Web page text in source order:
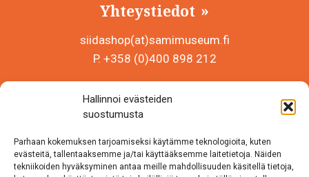
Hallinnoi evästeiden
suostumusta
Parhaan kokemuksen tarjoamiseksi käytämme teknologioita, kuten
evästeitä, tallentaaksemme ja/tai käyttääksemme laitetietoja. Näiden
tekniikoiden hyväksyminen antaa meille mahdollisuuden käsitellä tietoja,
Yhteystiedot
siidashop(at)samimuseum.fi
P. +358 (0)400 898 212
Y-tunnus 0625907-2
Inarintie 46
99870 Inari